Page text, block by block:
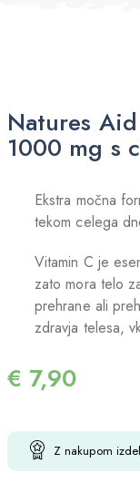
Natures
1000 mg s
Ekstra močna
tekom celega
Vitamin C je
zato mora telo
prehrane ali
zdravja telesa,
€ 7,90
Z nakupom